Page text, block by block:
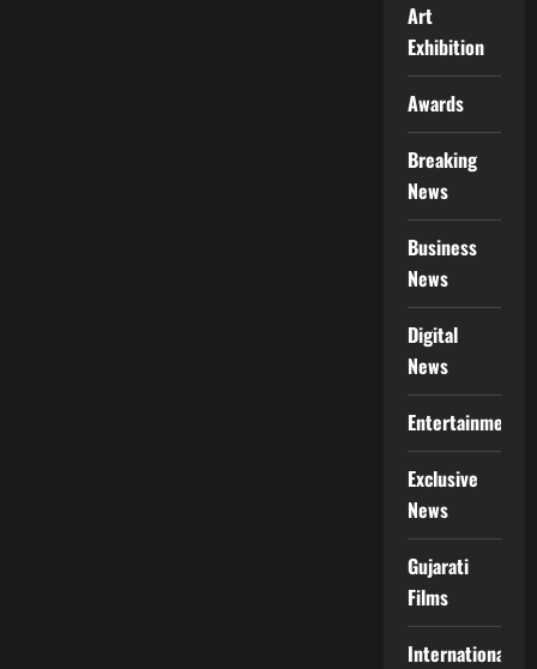
Art
Exhibition
Awards
Breaking
News
Business
News
Digital
News
Entertainment
Exclusive
News
Gujarati
Films
International